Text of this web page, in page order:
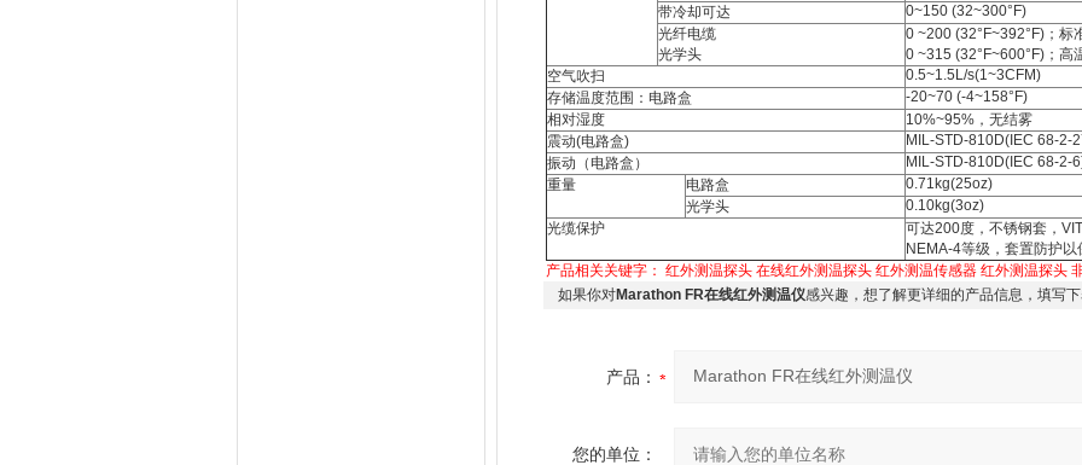
带冷却可达
0~150 (32~300°F)
光纤电缆
光学头
0 ~200 (32°F~392°F)；标
0 ~315 (32°F~600°F)；高
空气吹扫
0.5~1.5L/s(1~3CFM)
存储温度范围：电路盒
-20~70 (-4~158°F)
相对湿度
10%~95%，无结雾
震动(电路盒)
MIL-STD-810D(IEC 68-2-
振动（电路盒）
MIL-STD-810D(IEC 68-2-
重量
电路盒
0.71kg(25oz)
光学头
0.10kg(3oz)
光缆保护
可达200度，不锈钢套，
NEMA-4等级，套置防护以
产品相关关键字： 红外测温探头 在线红外测温探头 红外测温传感器 红外测温探头
如果你对Marathon FR在线红外测温仪感兴趣，想了解更详细的产品信息，填写
产品：
您的单位：